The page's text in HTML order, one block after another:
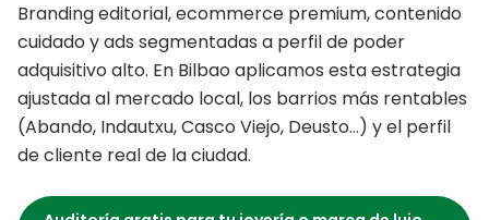
Branding editorial, ecommerce premium, contenido
cuidado y ads segmentadas a perfil de poder
adquisitivo alto. En Bilbao aplicamos esta estrategia
ajustada al mercado local, los barrios más rentables
(Abando, Indautxu, Casco Viejo, Deusto…) y el perfil
de cliente real de la ciudad.